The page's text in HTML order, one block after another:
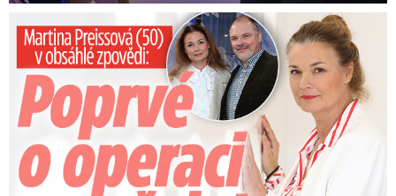
Preissová (50) v obsáhlé zpovědi: Poprvé o operaci manžela